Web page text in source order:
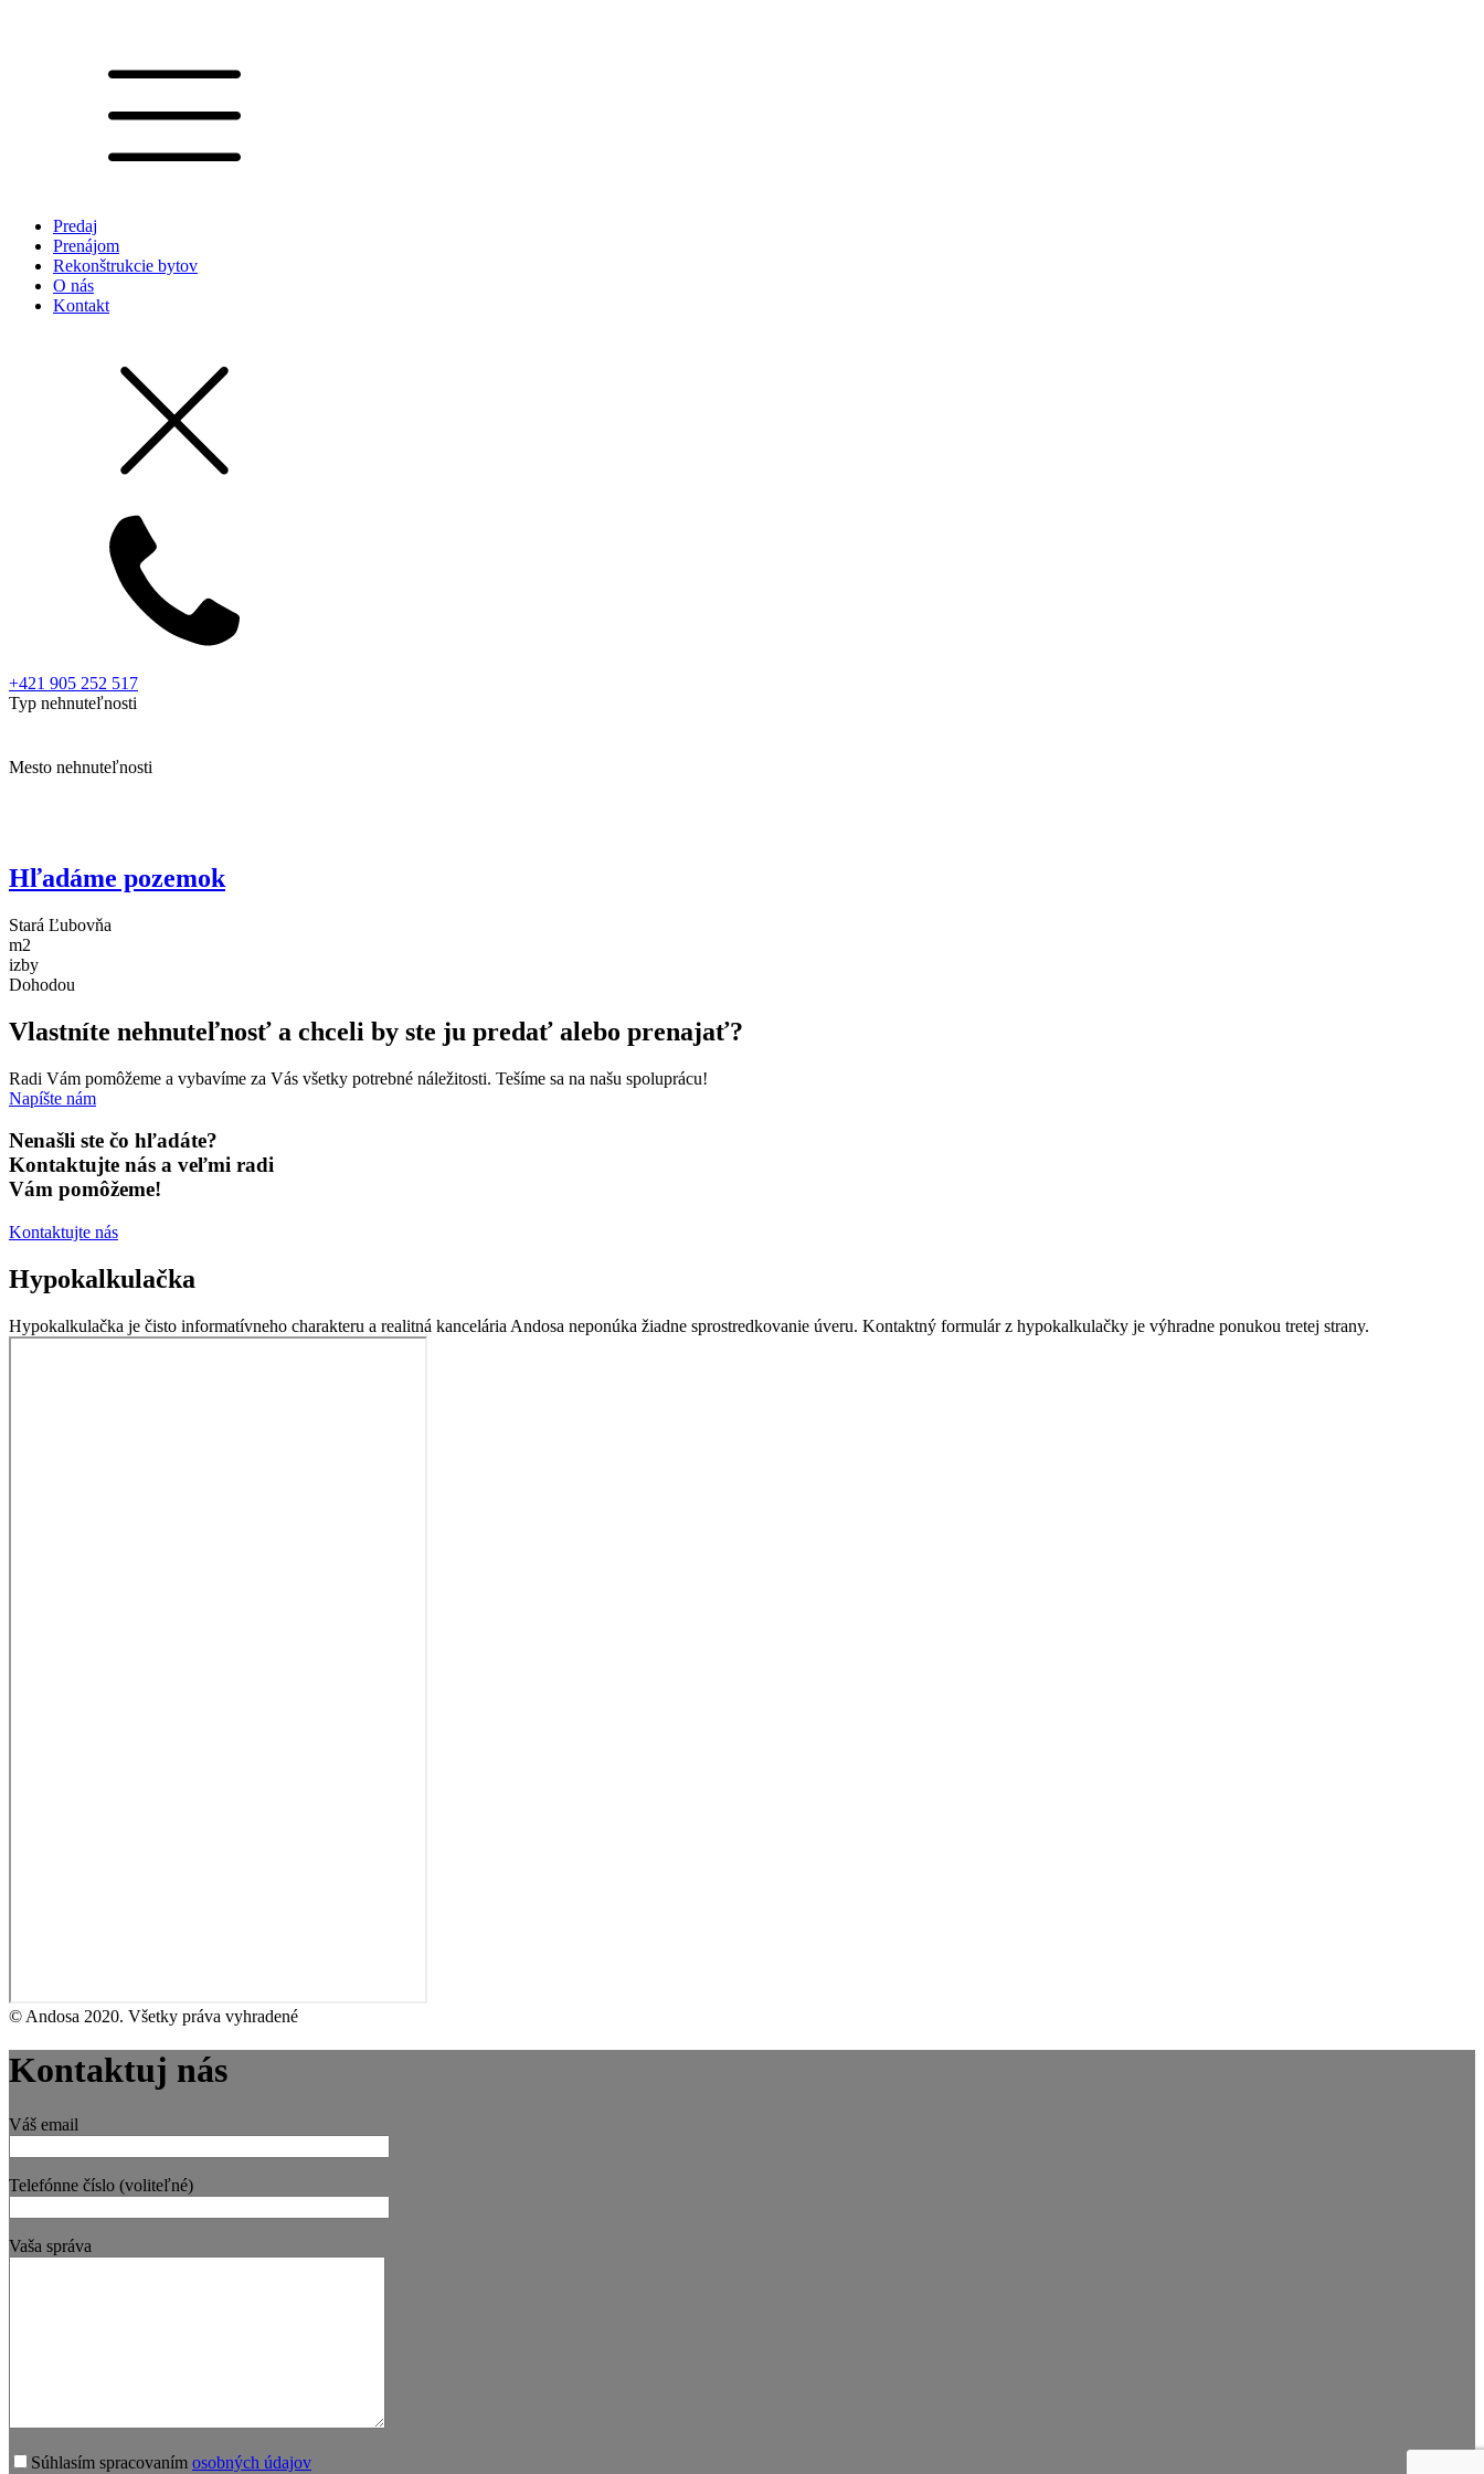
Predaj
Prenájom
Rekonštrukcie bytov
O nás
Kontakt
+421 905 252 517
Typ nehnuteľnosti
Mesto nehnuteľnosti
Hľadáme pozemok
Stará Ľubovňa
m2
izby
Dohodou
Vlastníte nehnuteľnosť a chceli by ste ju predať alebo prenajať?
Radi Vám pomôžeme a vybavíme za Vás všetky potrebné náležitosti. Tešíme sa na našu spoluprácu!
Napíšte nám
Nenašli ste čo hľadáte?
Kontaktujte nás a veľmi radi
Vám pomôžeme!
Kontaktujte nás
Hypokalkulačka
Hypokalkulačka je čisto informatívneho charakteru a realitná kancelária Andosa neponúka žiadne sprostredkovanie úveru. Kontaktný formulár z hypokalkulačky je výhradne ponukou tretej strany.
© Andosa 2020. Všetky práva vyhradené
Kontaktuj nás
Váš email
Telefónne číslo (voliteľné)
Vaša správa
Súhlasím spracovaním osobných údajov